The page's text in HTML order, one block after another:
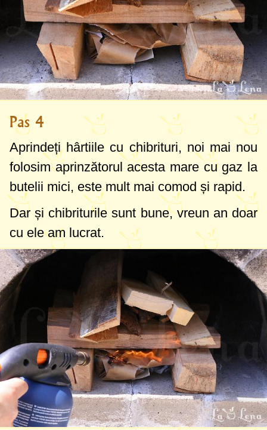
Pas 4
Aprindeți hârtiile cu chibrituri, noi mai nou
folosim aprinzătorul acesta mare cu gaz la
butelii mici, este mult mai comod și rapid.
Dar și chibriturile sunt bune, vreun an doar
cu ele am lucrat.